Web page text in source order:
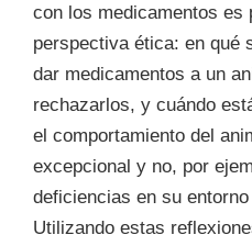
con los medicamentos es
perspectiva ética: en qué
dar medicamentos a un
rechazarlos, y cuándo
el comportamiento del
excepcional y no, por
deficiencias en su
Utilizando estas